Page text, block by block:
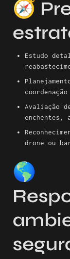
🧭
Estudo
Avaliação
drone ou
🌎